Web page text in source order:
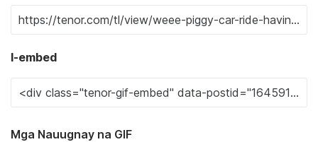
I-embed
Mga Nauugnay na GIF